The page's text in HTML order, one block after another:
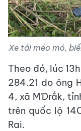
Xe tải méo mó,
Theo đó, lúc
284.21 do ông
4, xã M'Drắk,
trên quốc lộ
Rai.